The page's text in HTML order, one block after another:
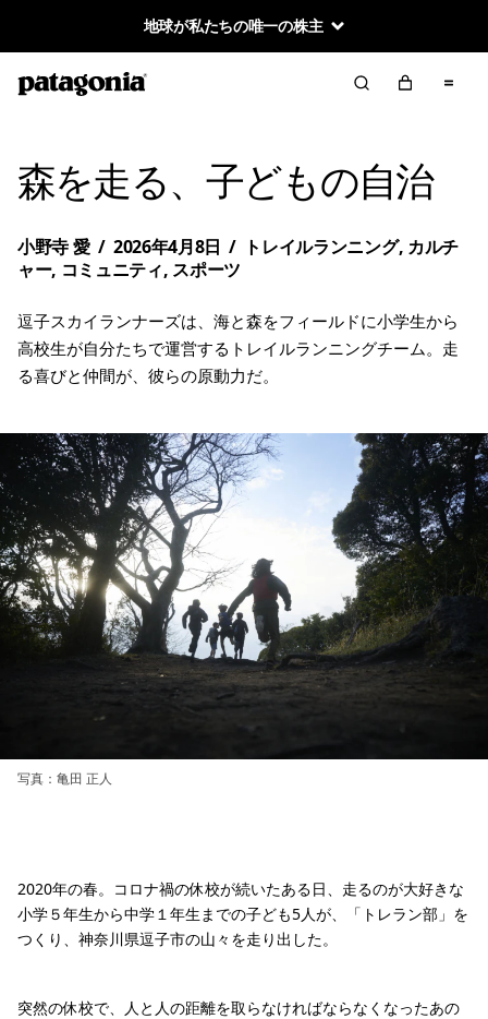
地球が私たちの唯一の株主
森を走る、子どもの自治
小野寺 愛 / 2026年4月8日 / トレイルランニング, カルチ
ャー, コミュニティ, スポーツ
逗子スカイランナーズは、海と森をフィールドに小学生から
高校生が自分たちで運営するトレイルランニングチーム。走
る喜びと仲間が、彼らの原動力だ。
写真：亀田 正人
2020年の春。コロナ禍の休校が続いたある日、走るのが大好きな
小学５年生から中学１年生までの子ども5人が、「トレラン部」を
つくり、神奈川県逗子市の山々を走り出した。
突然の休校で、人と人の距離を取らなければならなくなったあの